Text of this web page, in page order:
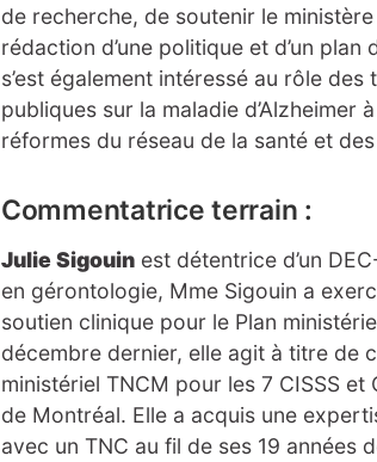
de recherche, de soutenir le
rédaction d’une politique et d’un plan
s’est également intéressé au rôle
publiques sur la maladie d’Alzheimer
réformes du réseau de la santé et
Commentatrice terrain :
Julie Sigouin est détentrice d’un
en gérontologie, Mme Sigouin a
soutien clinique pour le Plan
décembre dernier, elle agit à titre de
ministériel TNCM pour les 7 CISSS et
de Montréal. Elle a acquis une
avec un TNC au fil de ses 19 années